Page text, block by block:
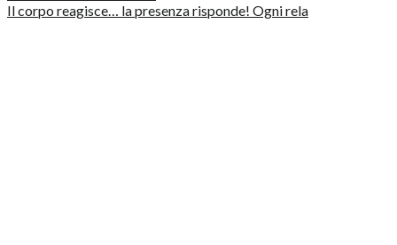
Il corpo reagisce… la presenza risponde! Ogni rela